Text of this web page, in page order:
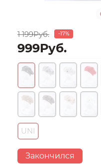
1 199Руб. -17%
999Руб.
UNI
Закончился